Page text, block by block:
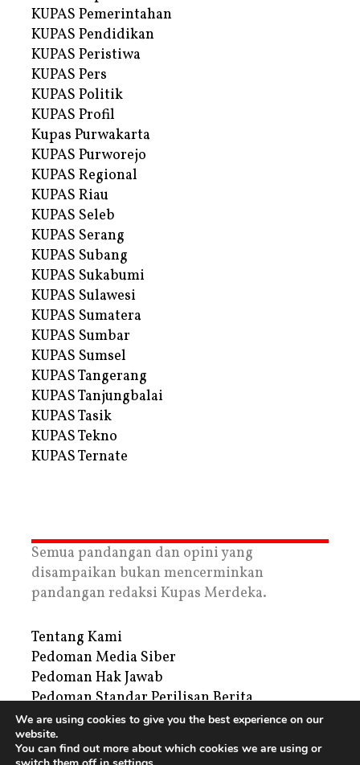
KUPAS Pemerintahan
KUPAS Pendidikan
KUPAS Peristiwa
KUPAS Pers
KUPAS Politik
KUPAS Profil
Kupas Purwakarta
KUPAS Purworejo
KUPAS Regional
KUPAS Riau
KUPAS Seleb
KUPAS Serang
KUPAS Subang
KUPAS Sukabumi
KUPAS Sulawesi
KUPAS Sumatera
KUPAS Sumbar
KUPAS Sumsel
KUPAS Tangerang
KUPAS Tanjungbalai
KUPAS Tasik
KUPAS Tekno
KUPAS Ternate
Semua pandangan dan opini yang
disampaikan bukan mencerminkan
pandangan redaksi Kupas Merdeka.
Tentang Kami
Pedoman Media Siber
Pedoman Hak Jawab
Pedoman Standar Perilisan Berita
Privacy Policy
Periklanan
We are using cookies to give you the best experience on our
website.
You can find out more about which cookies we are using or